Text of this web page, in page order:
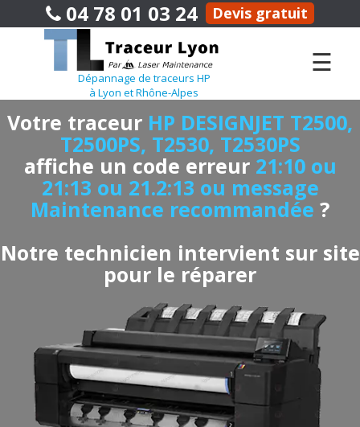
04 78 01 03 24 Devis gratuit
Dépannage de traceurs HP
à Lyon et Rhône-Alpes
☰
Votre traceur HP DESIGNJET T2500,
T2500PS, T2530, T2530PS
affiche un code erreur 21:10 ou
21:13 ou 21.2:13 ou message
Maintenance recommandée ?
Notre technicien intervient sur site
pour le réparer